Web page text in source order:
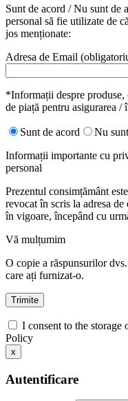
Sunt de acord / Nu sunt de
personal să fie utilizate de
jos menționate:
Adresa de Email
*Informații despre
de piață pentru asigurarea /
Sunt de acord
Nu
Informații importante cu
personal
Prezentul consimțământ
revocat în scris la adresa de
în vigoare, începând cu
Vă mulțumim
O copie a răspunsurilor
care ați furnizat-o.
I consent to the
Policy
x
Autentificare